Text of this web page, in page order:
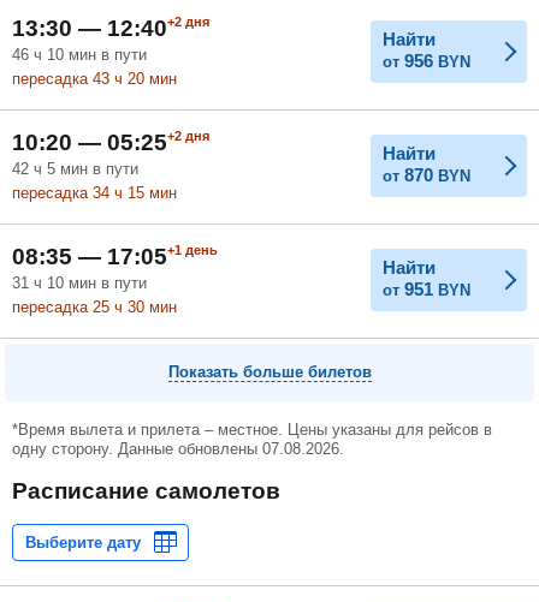
13:30 — 12:40+2 дня
46 ч 10 мин в пути
пересадка 43 ч 20 мин
Найти
от 956 BYN
10:20 — 05:25+2 дня
42 ч 5 мин в пути
пересадка 34 ч 15 мин
Найти
от 870 BYN
08:35 — 17:05+1 день
31 ч 10 мин в пути
пересадка 25 ч 30 мин
Найти
от 951 BYN
Показать больше билетов
*Время вылета и прилета – местное. Цены указаны для рейсов в
одну сторону. Данные обновлены 07.08.2026.
Расписание самолетов